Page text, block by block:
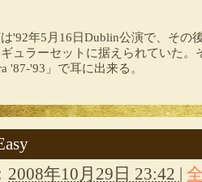
'92年5月16日Dublin公演で、その
ュラーセットに据えられていた。
'87-'93」で耳に出来る。
2008年10月29日 23:42